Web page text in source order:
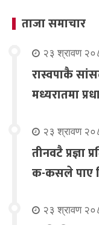
ताजा समाचार
२३ श्रावण
रास्वपाकै
मध्यरातमा
२३ श्रावण
तीनवटै प्रज्ञा
क-कसले पाए
२३ श्रावण